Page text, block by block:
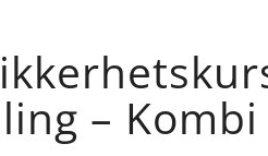
– Kombi